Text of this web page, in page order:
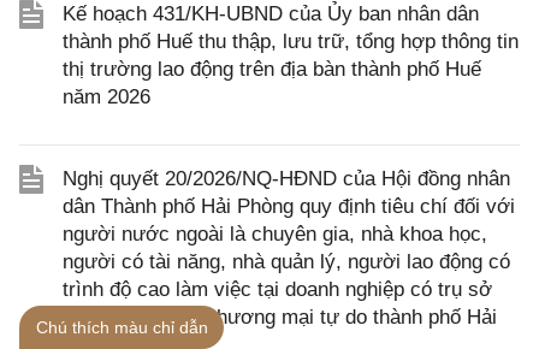
Kế hoạch 431/KH-UBND của Ủy ban nhân dân
thành phố Huế thu thập, lưu trữ, tổng hợp thông tin
thị trường lao động trên địa bàn thành phố Huế
năm 2026
Nghị quyết 20/2026/NQ-HĐND của Hội đồng nhân
dân Thành phố Hải Phòng quy định tiêu chí đối với
người nước ngoài là chuyên gia, nhà khoa học,
người có tài năng, nhà quản lý, người lao động có
trình độ cao làm việc tại doanh nghiệp có trụ sở
chính trong Khu thương mại tự do thành phố Hải
Chú thích màu chỉ dẫn